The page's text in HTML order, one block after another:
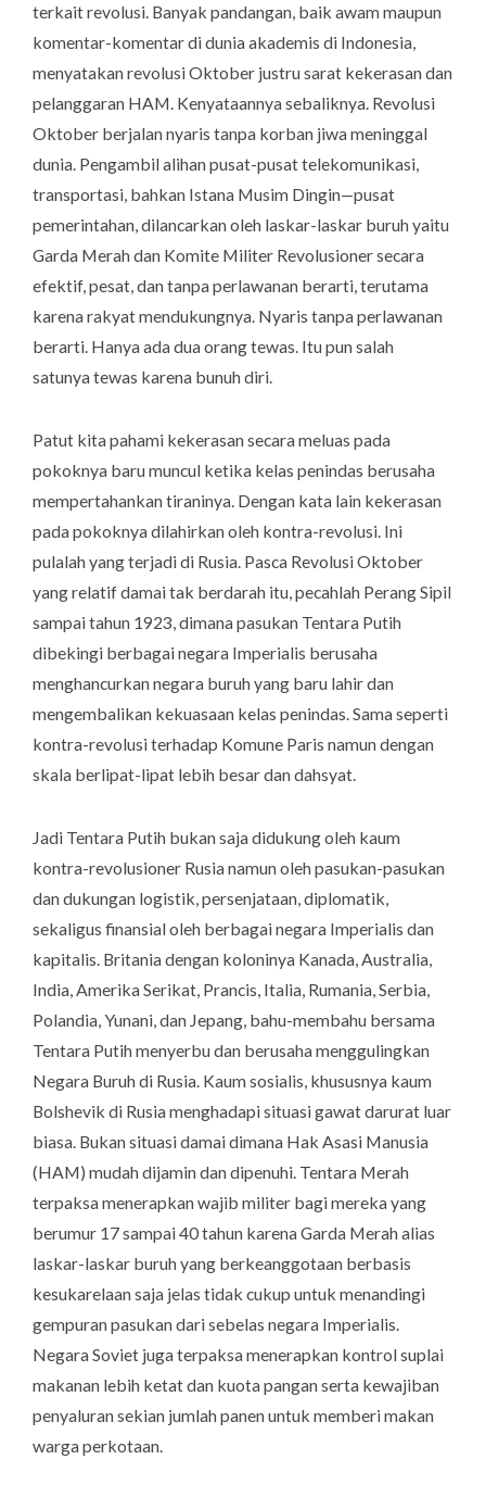
terkait revolusi. Banyak pandangan, baik awam maupun
komentar-komentar di dunia akademis di Indonesia,
menyatakan revolusi Oktober justru sarat kekerasan dan
pelanggaran HAM. Kenyataannya sebaliknya. Revolusi
Oktober berjalan nyaris tanpa korban jiwa meninggal
dunia. Pengambil alihan pusat-pusat telekomunikasi,
transportasi, bahkan Istana Musim Dingin—pusat
pemerintahan, dilancarkan oleh laskar-laskar buruh yaitu
Garda Merah dan Komite Militer Revolusioner secara
efektif, pesat, dan tanpa perlawanan berarti, terutama
karena rakyat mendukungnya. Nyaris tanpa perlawanan
berarti. Hanya ada dua orang tewas. Itu pun salah
satunya tewas karena bunuh diri.
Patut kita pahami kekerasan secara meluas pada
pokoknya baru muncul ketika kelas penindas berusaha
mempertahankan tiraninya. Dengan kata lain kekerasan
pada pokoknya dilahirkan oleh kontra-revolusi. Ini
pulalah yang terjadi di Rusia. Pasca Revolusi Oktober
yang relatif damai tak berdarah itu, pecahlah Perang Sipil
sampai tahun 1923, dimana pasukan Tentara Putih
dibekingi berbagai negara Imperialis berusaha
menghancurkan negara buruh yang baru lahir dan
mengembalikan kekuasaan kelas penindas. Sama seperti
kontra-revolusi terhadap Komune Paris namun dengan
skala berlipat-lipat lebih besar dan dahsyat.
Jadi Tentara Putih bukan saja didukung oleh kaum
kontra-revolusioner Rusia namun oleh pasukan-pasukan
dan dukungan logistik, persenjataan, diplomatik,
sekaligus finansial oleh berbagai negara Imperialis dan
kapitalis. Britania dengan koloninya Kanada, Australia,
India, Amerika Serikat, Prancis, Italia, Rumania, Serbia,
Polandia, Yunani, dan Jepang, bahu-membahu bersama
Tentara Putih menyerbu dan berusaha menggulingkan
Negara Buruh di Rusia. Kaum sosialis, khususnya kaum
Bolshevik di Rusia menghadapi situasi gawat darurat luar
biasa. Bukan situasi damai dimana Hak Asasi Manusia
(HAM) mudah dijamin dan dipenuhi. Tentara Merah
terpaksa menerapkan wajib militer bagi mereka yang
berumur 17 sampai 40 tahun karena Garda Merah alias
laskar-laskar buruh yang berkeanggotaan berbasis
kesukarelaan saja jelas tidak cukup untuk menandingi
gempuran pasukan dari sebelas negara Imperialis.
Negara Soviet juga terpaksa menerapkan kontrol suplai
makanan lebih ketat dan kuota pangan serta kewajiban
penyaluran sekian jumlah panen untuk memberi makan
warga perkotaan.